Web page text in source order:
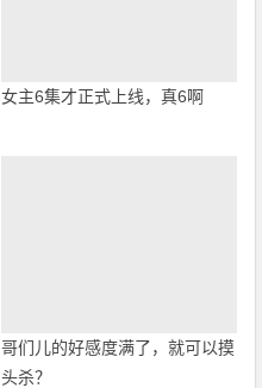
女主6集才正式上线，真6啊
哥们儿的好感度满了，就可以摸
头杀？